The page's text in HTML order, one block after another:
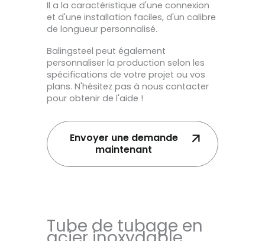
Il a la caractéristique d'une connexion
et d'une installation faciles, d'un calibre
de longueur personnalisé.
Balingsteel peut également
personnaliser la production selon les
spécifications de votre projet ou vos
plans. N'hésitez pas à nous contacter
pour obtenir de l'aide !
Envoyer une demande
maintenant
Tube de tubage en